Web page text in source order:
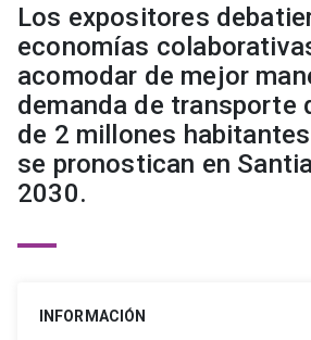
Los expositores
economías
acomodar de mejor
demanda de transporte
de 2 millones
se pronostican en
2030.
INFORMACIÓN